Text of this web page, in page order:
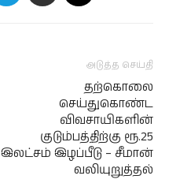
அடுத்த செய்தி
தற்கொலை
செய்துகொண்ட
விவசாயிகளின்
குடும்பத்திற்கு ரூ.25
இலட்சம் இழப்பீடு – சீமான்
வலியுறுத்தல்